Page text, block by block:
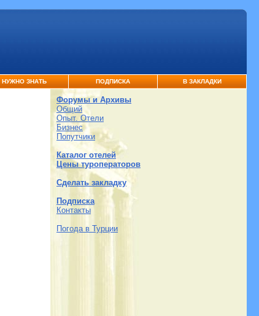
НУЖНО ЗНАТЬ ПОДПИСКА В ЗАКЛАДКИ
Форумы и Архивы
Общий
Опыт. Отели
Бизнес
Попутчики
Каталог отелей
Цены туроператоров
Сделать закладку
Подписка
Контакты
Погода в Турции